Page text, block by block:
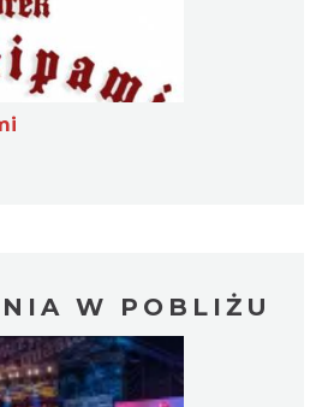
W POBLIŻU